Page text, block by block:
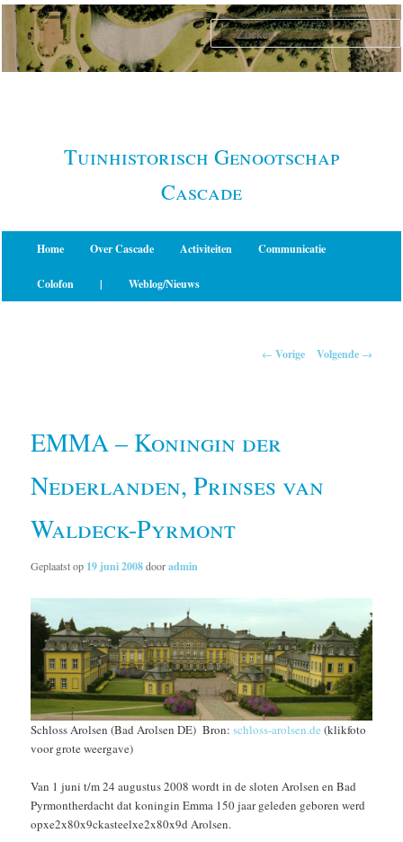
Spring
naar
primaire
Tuinhistorisch Genootschap
Cascade
Home Over Cascade Activiteiten Communicatie
Colofon | Weblog/Nieuws
← Vorige Volgende →
EMMA – Koningin der
Nederlanden, Prinses van
Waldeck-Pyrmont
Geplaatst op 19 juni 2008dooradmin
Schloss Arolsen (Bad Arolsen DE) Bron:schloss-arolsen.de (klikfoto
voor grote weergave)
Van 1 juni t/m 24 augustus 2008 wordt in de sloten Arolsen en Bad
Pyrmontherdacht dat koningin Emma 150 jaar geleden geboren werd
opxe2x80x9ckasteelxe2x80x9d Arolsen.